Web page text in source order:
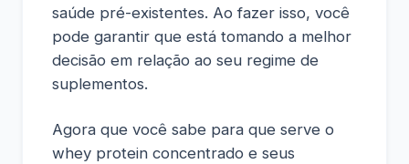
saúde pré-existentes. Ao fazer isso, você
pode garantir que está tomando a melhor
decisão em relação ao seu regime de
suplementos.
Agora que você sabe para que serve o
whey protein concentrado e seus